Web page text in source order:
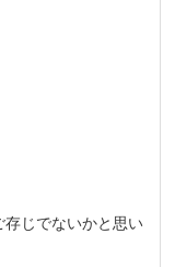
じでないかと思い